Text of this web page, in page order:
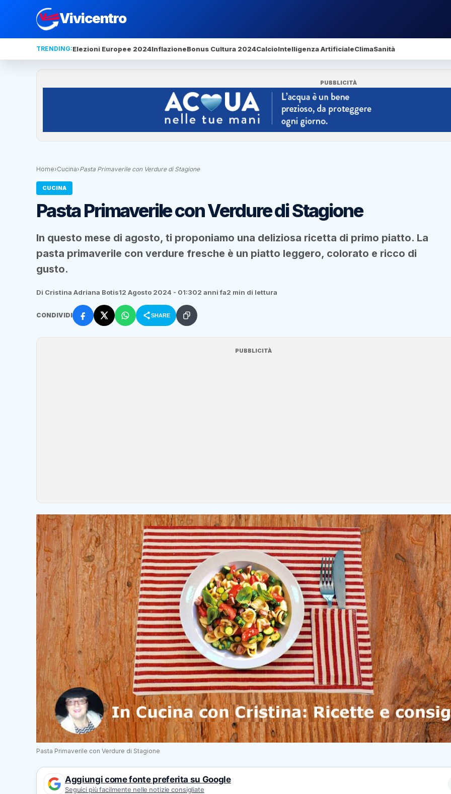
Vivicentro
TRENDING:Elezioni Europee 2024InflazioneBonus Cultura 2024CalcioIntelligenza ArtificialeClimaSanità
PUBBLICITÀ
Home›Cucina›Pasta Primaverile con Verdure di Stagione
CUCINA
Pasta Primaverile con Verdure di Stagione
In questo mese di agosto, ti proponiamo una deliziosa ricetta di primo piatto. La
pasta primaverile con verdure fresche è un piatto leggero, colorato e ricco di
gusto.
Di Cristina Adriana Botis12 Agosto 2024 - 01:302 anni fa2 min di lettura
CONDIVIDI SHARE
PUBBLICITÀ
Pasta Primaverile con Verdure di Stagione
Aggiungi come fonte preferita su Google
Seguici più facilmente nelle notizie consigliate